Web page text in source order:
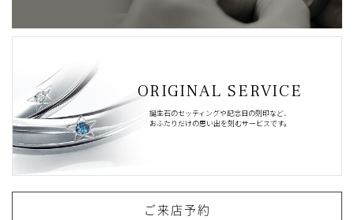
ORIGINAL SERVICE
誕生石のセッティングや記念日の刻印など、
おふたりだけの思い出を刻むサービスです。
ご来店予約